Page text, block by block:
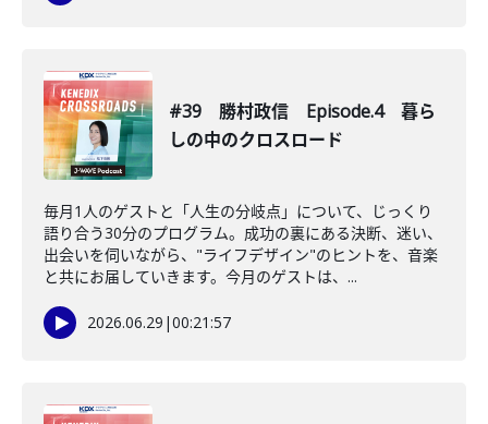
#39 勝村政信 Episode.4 暮ら
しの中のクロスロード
毎月1人のゲストと「人生の分岐点」について、じっくり
語り合う30分のプログラム。成功の裏にある決断、迷い、
出会いを伺いながら、"ライフデザイン"のヒントを、音楽
と共にお届していきます。今月のゲストは、...
2026.06.29 |00:21:57